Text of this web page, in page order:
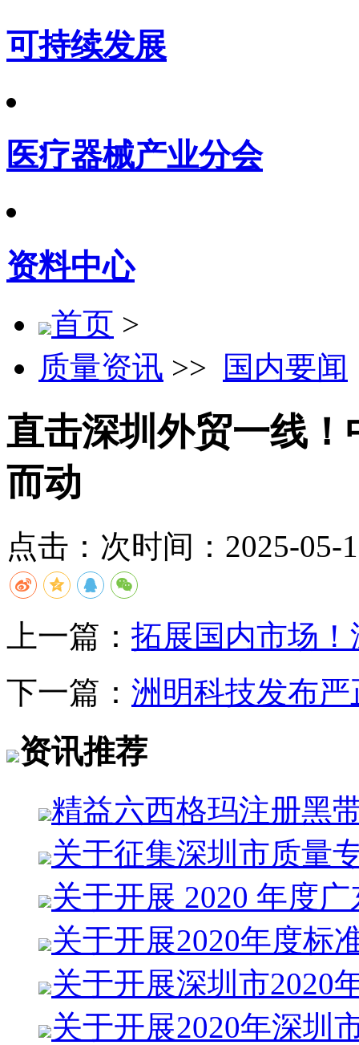
可持续发展
医疗器械产业分会
资料中心
首页 >
质量资讯 >> 国内要闻
直击深圳外贸一线
而动
点击： 次时间：2025-05-
上一篇： 拓展国内市场
下一篇： 洲明科技发布
资讯推荐
精益六西格玛注册黑
关于征集深圳市质量
关于开展 2020 年度
关于开展2020年度标
关于开展深圳市2020
关于开展2020年深圳